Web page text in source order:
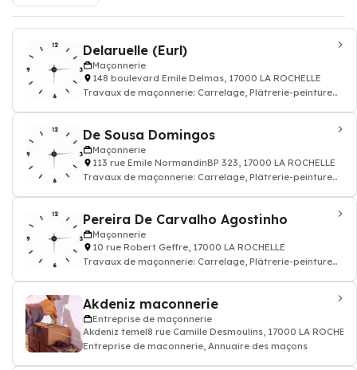
Delaruelle (Eurl)
Maçonnerie
148 boulevard Emile Delmas, 17000 LA ROCHELLE
Travaux de maçonnerie: Carrelage, Plâtrerie-peinture
De Sousa Domingos
Maçonnerie
113 rue Emile NormandinBP 323, 17000 LA ROCHELLE
Travaux de maçonnerie: Carrelage, Plâtrerie-peinture
Pereira De Carvalho Agostinho
Maçonnerie
10 rue Robert Geffre, 17000 LA ROCHELLE
Travaux de maçonnerie: Carrelage, Plâtrerie-peinture
Akdeniz maconnerie
Entreprise de maçonnerie
Akdeniz temel8 rue Camille Desmoulins, 17000 LA
Entreprise de maconnerie, Annuaire des maçons